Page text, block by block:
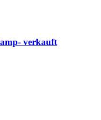
verkauft